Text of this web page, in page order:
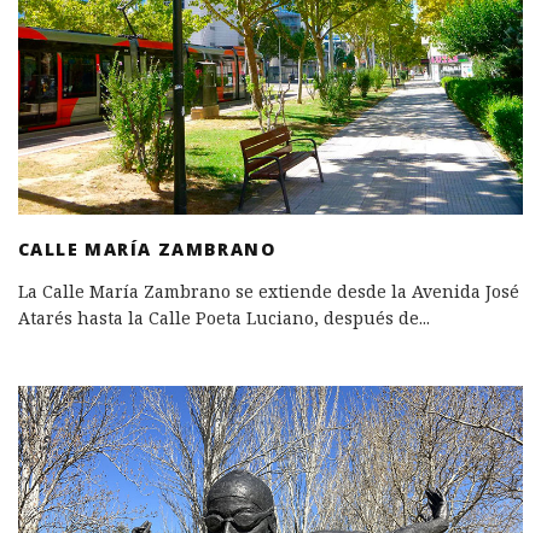
CALLE MARÍA ZAMBRANO
La Calle María Zambrano se extiende desde la Avenida José
Atarés hasta la Calle Poeta Luciano, después de...